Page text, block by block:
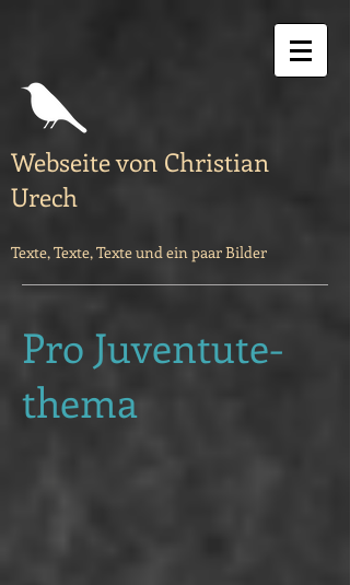
Webseite von Christian
Urech
Texte, Texte, Texte und ein paar Bilder
Pro Juventute-
thema